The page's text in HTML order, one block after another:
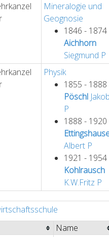
Mineralogie und
Geognosie
1846 - 1874
Aichhorn
Siegmund P
Physik
1855 - 1888
Pöschl
P
1888 - 1920
Albert P
1921 - 1954
Kohlrausch
K.W.Fritz P
Name